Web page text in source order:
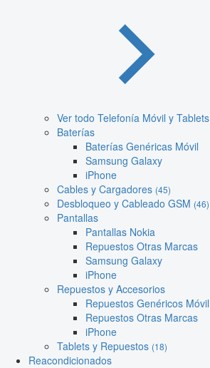
Ver todo Telefonía Móvil y Tablets
Baterías
Baterías Genéricas Móvil
Samsung Galaxy
iPhone
Cables y Cargadores (45)
Desbloqueo y Cableado GSM (46)
Pantallas
Pantallas Nokia
Repuestos Otras Marcas
Samsung Galaxy
iPhone
Repuestos y Accesorios
Repuestos Genéricos Móvil
Repuestos Otras Marcas
iPhone
Tablets y Repuestos (18)
Reacondicionados